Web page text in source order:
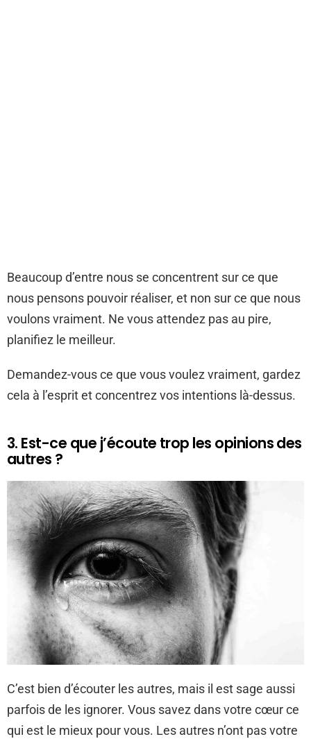
Beaucoup d’entre nous se concentrent sur ce que
nous pensons pouvoir réaliser, et non sur ce que nous
voulons vraiment. Ne vous attendez pas au pire,
planifiez le meilleur.
Demandez-vous ce que vous voulez vraiment, gardez
cela à l’esprit et concentrez vos intentions là-dessus.
3. Est-ce que j’écoute trop les opinions des
autres ?
C’est bien d’écouter les autres, mais il est sage aussi
parfois de les ignorer. Vous savez dans votre cœur ce
qui est le mieux pour vous. Les autres n’ont pas votre